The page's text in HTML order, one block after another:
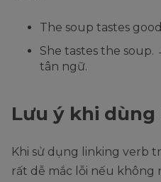
The soup tastes
She tastes the
tân ngữ.
Lưu ý khi
Khi sử dụng linking verb
rất dễ mắc lỗi nếu không